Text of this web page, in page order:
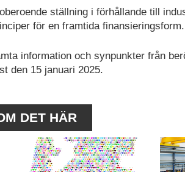
ställning i förhållande till
för en framtida finansieringsform.
information och synpunkter från
den 15 januari 2025.
DET HÄR